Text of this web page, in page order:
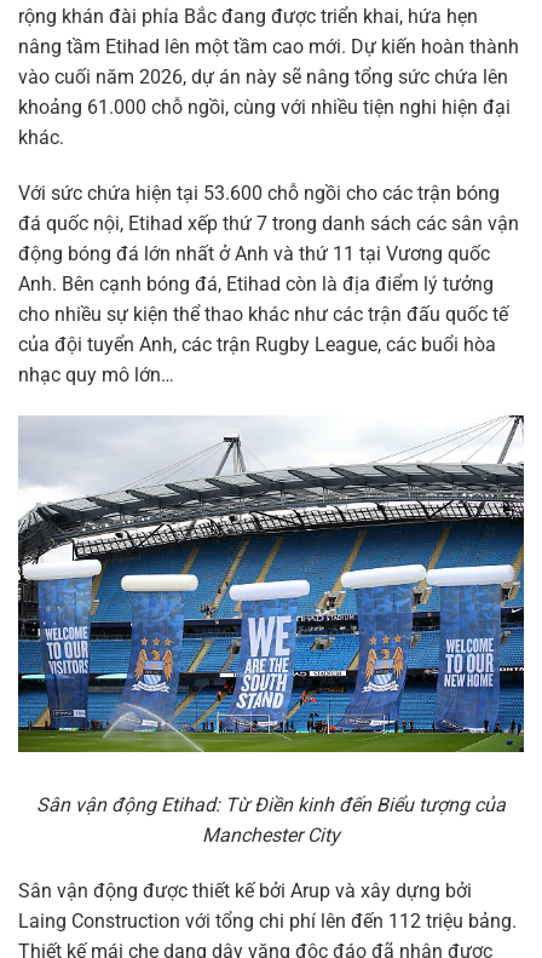
rộng khán đài phía Bắc đang được triển khai, hứa hẹn
nâng tầm Etihad lên một tầm cao mới. Dự kiến hoàn thành
vào cuối năm 2026, dự án này sẽ nâng tổng sức chứa lên
khoảng 61.000 chỗ ngồi, cùng với nhiều tiện nghi hiện đại
khác.
Với sức chứa hiện tại 53.600 chỗ ngồi cho các trận bóng
đá quốc nội, Etihad xếp thứ 7 trong danh sách các sân vận
động bóng đá lớn nhất ở Anh và thứ 11 tại Vương quốc
Anh. Bên cạnh bóng đá, Etihad còn là địa điểm lý tưởng
cho nhiều sự kiện thể thao khác như các trận đấu quốc tế
của đội tuyển Anh, các trận Rugby League, các buổi hòa
nhạc quy mô lớn…
Sân vận động Etihad: Từ Điền kinh đến Biểu tượng của
Manchester City
Sân vận động được thiết kế bởi Arup và xây dựng bởi
Laing Construction với tổng chi phí lên đến 112 triệu bảng.
Thiết kế mái che dạng dây văng độc đáo đã nhận được